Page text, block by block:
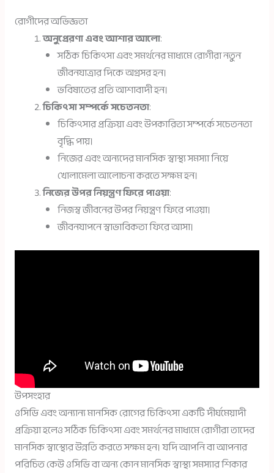
রোগীদের অভিজ্ঞতা
অনুপ্রেরণা এবং আশার আলো:
সঠিক চিকিৎসা এবং সমর্থনের মাধ্যমে রোগীরা নতুন
জীবনযাত্রার দিকে অগ্রসর হন।
ভবিষ্যতের প্রতি আশাবাদী হন।
চিকিৎসা সম্পর্কে সচেতনতা:
চিকিৎসার প্রক্রিয়া এবং উপকারিতা সম্পর্কে সচেতনতা
বৃদ্ধি পায়।
নিজের এবং অন্যদের মানসিক স্বাস্থ্য সমস্যা নিয়ে
খোলামেলা আলোচনা করতে সক্ষম হন।
নিজের উপর নিয়ন্ত্রণ ফিরে পাওয়া:
নিজস্ব জীবনের উপর নিয়ন্ত্রণ ফিরে পাওয়া।
জীবনযাপনে স্বাভাবিকতা ফিরে আসা।
উপসংহার
ওসিডি এবং অন্যান্য মানসিক রোগের চিকিৎসা একটি দীর্ঘমেয়াদী
প্রক্রিয়া হলেও সঠিক চিকিৎসা এবং সমর্থনের মাধ্যমে রোগীরা তাদের
মানসিক স্বাস্থ্যের উন্নতি করতে সক্ষম হন। যদি আপনি বা আপনার
পরিচিত কেউ ওসিডি বা অন্য কোন মানসিক স্বাস্থ্য সমস্যার শিকার